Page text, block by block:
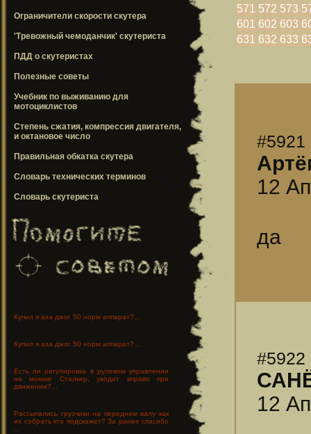
Ограничители скорости скутера
'Тревожный чемоданчик' скутериста
ПДД о скутеристах
Полезные советы
Учебник по выживанию для
мотоциклистов
Степень сжатия, компрессия двигателя,
и октановое число
Правильная обкатка скутера
Словарь технических терминов
Словарь скутериста
Купил я аза джог 50 норм аппарат?...
Купил я аза джог 50 норм аппарат?...
Есть ли регулировка в рулевом управлении
на мокике Сталкер, уводит вправо при
движении?...
Рассыпались грузчики на переднем валу как
их собрать кто подскажет? За ранее спасибо
...
571 572 573
601 602 603
631 632 633
#5921
12
да
#5922
12